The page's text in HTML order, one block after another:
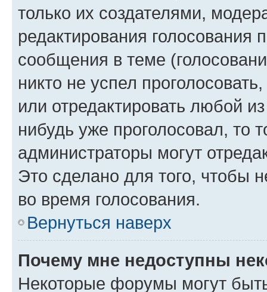
только их создателями,
редактирования голосования
сообщения в теме
никто не успел
или отредактировать любой
нибудь уже проголосовал, то
администраторы могут
Это сделано для того, чтобы
во время голосования.
Вернуться наверх
Почему мне недоступны
Некоторые форумы могут